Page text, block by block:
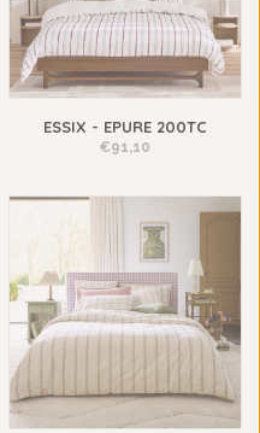
ESSIX - EPURE 200TC
€91,10